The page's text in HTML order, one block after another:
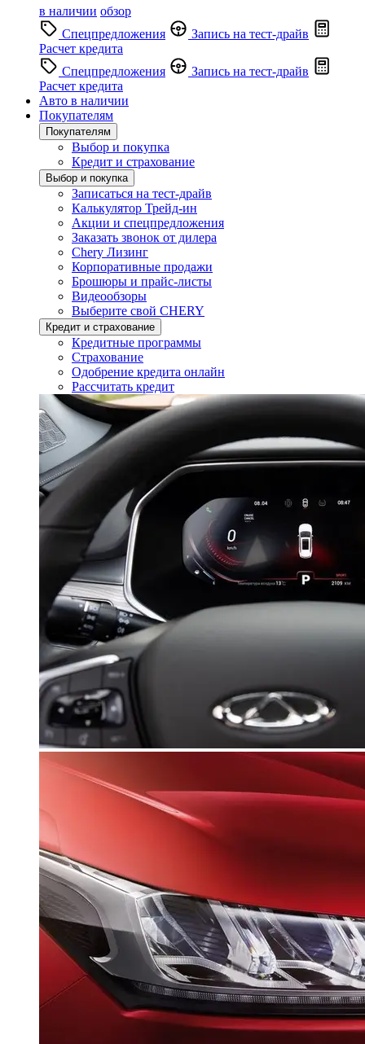
в наличии обзор
Спецпредложения
Запись на тест-драйв
Расчет кредита
Спецпредложения
Запись на тест-драйв
Расчет кредита
Авто в наличии
Покупателям
Покупателям
Выбор и покупка
Кредит и страхование
Выбор и покупка
Записаться на тест-драйв
Калькулятор Трейд-ин
Акции и спецпредложения
Заказать звонок от дилера
Chery Лизинг
Корпоративные продажи
Брошюры и прайс-листы
Видеообзоры
Выберите свой CHERY
Кредит и страхование
Кредитные программы
Страхование
Одобрение кредита онлайн
Рассчитать кредит